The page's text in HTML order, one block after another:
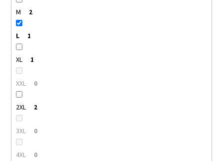
M 2
L 1
XL 1
XXL 0
2XL 2
3XL 0
4XL 0